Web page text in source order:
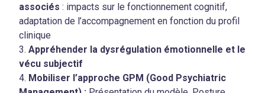
associés : impacts sur le fonctionnement cognitif,
adaptation de l’accompagnement en fonction du profil
clinique
Appréhender la dysrégulation émotionnelle et le
vécu subjectif
Mobiliser l’approche GPM (Good Psychiatric